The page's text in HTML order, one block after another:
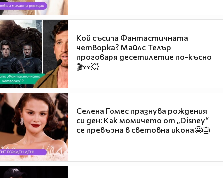
Кой съсипа Фантастичната
четворка? Майлс Телър
проговаря десетилетие по-късно
🎬👀💥
Селена Гомес празнува рождения
си ден: Как момичето от „Disney“
се превърна в световна икона🤩🎂